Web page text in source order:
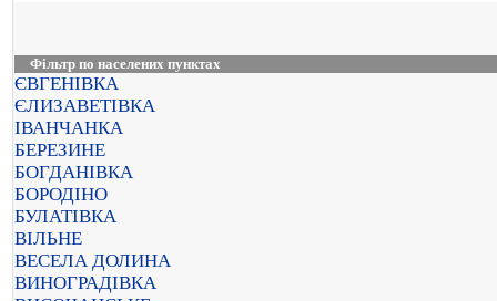
Фільтр по населених пунктах
ЄВГЕНІВКА
ЄЛИЗАВЕТІВКА
ІВАНЧАНКА
БЕРЕЗИНЕ
БОГДАНІВКА
БОРОДІНО
БУЛАТІВКА
ВІЛЬНЕ
ВЕСЕЛА ДОЛИНА
ВИНОГРАДІВКА